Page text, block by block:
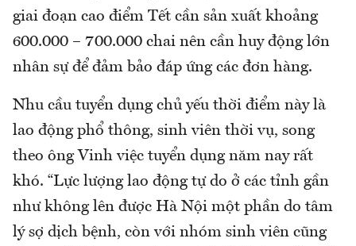
giai đoạn cao điểm Tết cần sản xuất khoảng
600.000 – 700.000 chai nên cần huy động lớn
nhân sự để đảm bảo đáp ứng các đơn hàng.
Nhu cầu tuyển dụng chủ yếu thời điểm này là
lao động phổ thông, sinh viên thời vụ, song
theo ông Vinh việc tuyển dụng năm nay rất
khó. “Lực lượng lao động tự do ở các tỉnh gần
như không lên được Hà Nội một phần do tâm
lý sợ dịch bệnh, còn với nhóm sinh viên cũng